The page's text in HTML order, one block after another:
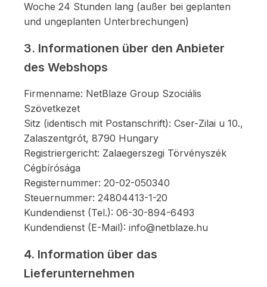
Woche 24 Stunden lang (außer bei geplanten
und ungeplanten Unterbrechungen)
3. Informationen über den Anbieter
des Webshops
Firmenname: NetBlaze Group Szociális
Szövetkezet
Sitz (identisch mit Postanschrift): Cser-Zilai u 10.,
Zalaszentgrót, 8790 Hungary
Registriergericht: Zalaegerszegi Törvényszék
Cégbírósága
Registernummer: 20-02-050340
Steuernummer: 24804413-1-20
Kundendienst (Tel.): 06-30-894-6493
Kundendienst (E-Mail): info@netblaze.hu
4. Information über das
Lieferunternehmen